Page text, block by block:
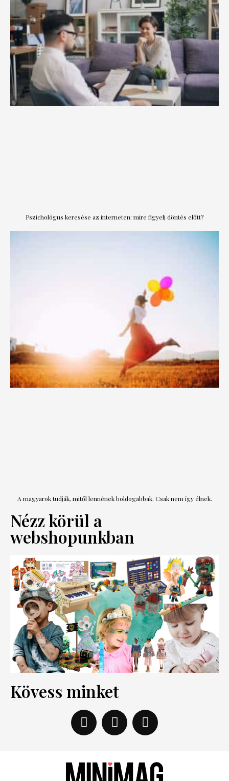
Pszichológus keresése az interneten: mire figyelj döntés előtt?
A magyarok tudják, mitől lennének boldogabbak. Csak nem így élnek.
Nézz körül a
webshopunkban
Kövess minket